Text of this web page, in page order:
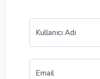
Kullanıcı Adı
Email